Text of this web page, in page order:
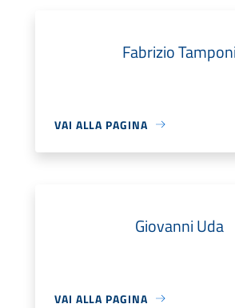
Fabrizio Tamponi
VAI ALLA PAGINA
Giovanni Uda
VAI ALLA PAGINA